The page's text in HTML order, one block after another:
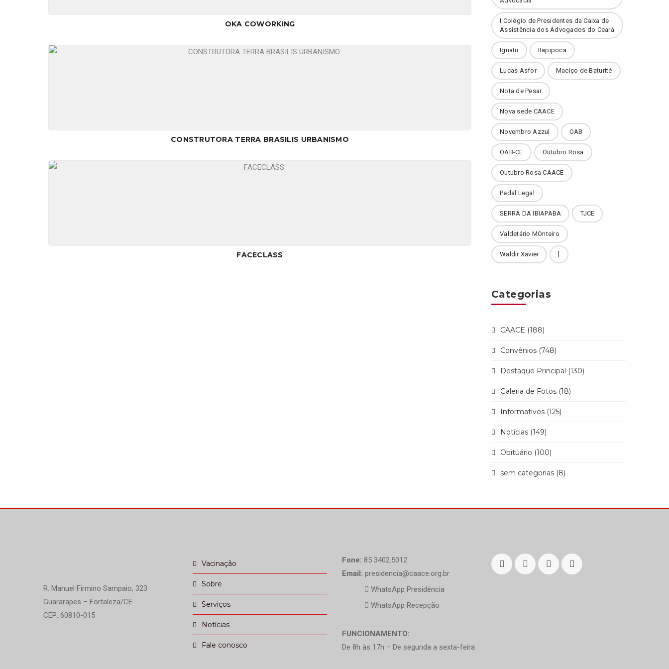
OKA COWORKING
CONSTRUTORA TERRA BRASILIS URBANISMO
FACECLASS
I Colégio de Presidentes da Caixa de
Assistência dos Advogados do Ceará
Iguatu Itapipoca
Lucas Asfor Maciço de Baturité
Nota de Pesar
Nova sede CAACE
Novembro Azzul OAB
OAB-CE Outubro Rosa
Outubro Rosa CAACE
Pedal Legal
SERRA DA IBIAPABA TJCE
Valdetário MOnteiro
Waldir Xavier
Categorias
CAACE (188)
Convênios (748)
Destaque Principal (130)
Galeria de Fotos (18)
Informativos (125)
Notícias (149)
Obituário (100)
sem categorias (8)
R. Manuel Firmino Sampaio, 323
Guararapes – Fortaleza/CE
CEP: 60810-015
Vacinação
Sobre
Serviços
Notícias
Fale conosco
Fone: 85 3402.5012
Email: presidencia@caace.org.br
WhatsApp Presidência
WhatsApp Recepção
FUNCIONAMENTO:
De 8h às 17h – De segunda a sexta-feira